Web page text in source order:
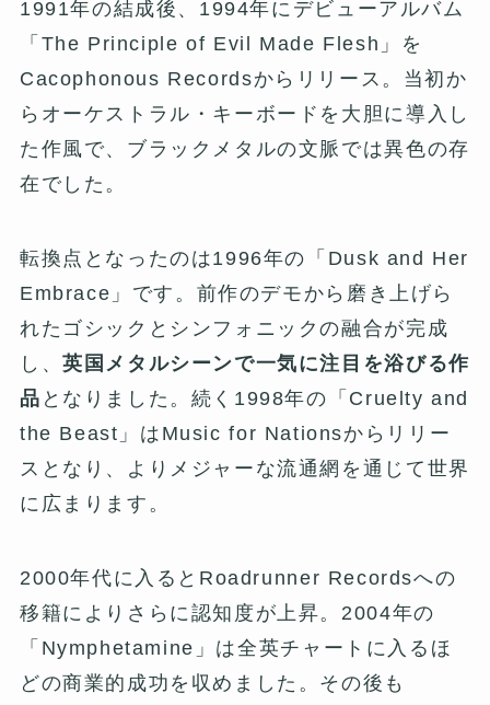
1991年の結成後、1994年にデビューアルバム
「The Principle of Evil Made Flesh」を
Cacophonous Recordsからリリース。当初か
らオーケストラル・キーボードを大胆に導入し
た作風で、ブラックメタルの文脈では異色の存
在でした。
転換点となったのは1996年の「Dusk and Her
Embrace」です。前作のデモから磨き上げら
れたゴシックとシンフォニックの融合が完成
し、英国メタルシーンで一気に注目を浴びる作
品 となりました。続く1998年の「Cruelty and
the Beast」はMusic for Nationsからリリー
スとなり、よりメジャーな流通網を通じて世界
に広まります。
2000年代に入るとRoadrunner Recordsへの
移籍によりさらに認知度が上昇。2004年の
「Nymphetamine」は全英チャートに入るほ
どの商業的成功を収めました。その後も